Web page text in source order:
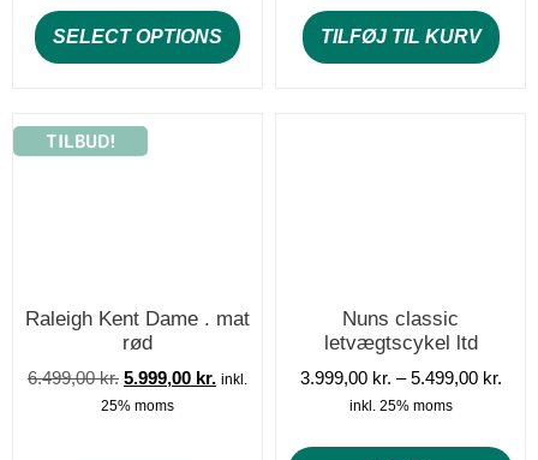
SELECT OPTIONS TILFØJ TIL KURV
TILBUD!
Raleigh Kent Dame . mat
rød
6.499,00kr. 5.999,00 kr. inkl.
25% moms
Nuns classic
letvægtscykel ltd
3.999,00 kr. – 5.499,00 kr.
inkl. 25% moms